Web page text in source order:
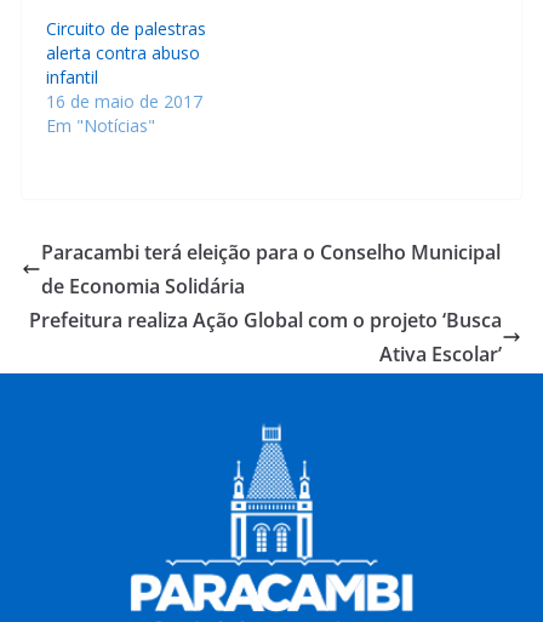
Circuito de palestras
alerta contra abuso
infantil
16 de maio de 2017
Em "Notícias"
Paracambi terá eleição para o Conselho Municipal
de Economia Solidária
Prefeitura realiza Ação Global com o projeto ‘Busca
Ativa Escolar’